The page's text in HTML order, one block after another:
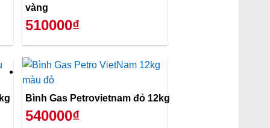
vàng
510000₫
Bình Gas Petrovietnam đỏ 12kg
540000₫